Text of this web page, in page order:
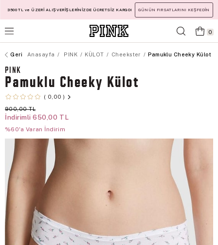
3500 TL ve ÜZERİ ALIŞVERİŞLERİNİZDE ÜCRETSİZ KARGO! GÜNÜN FIRSATLARINI KEŞFEDİN
0
Anasayfa PINK KÜLOT Cheekster Pamuklu Cheeky Külot
PINK
Pamuklu Cheeky Külot
0,00
900,00 TL
İndirimli 650,00 TL
%60'a Varan İndirim